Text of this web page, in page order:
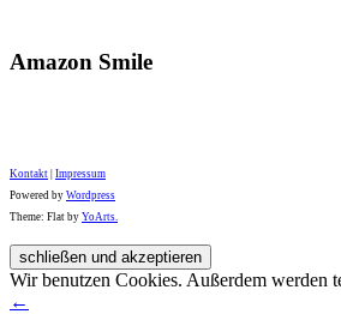
Amazon Smile
Kontakt Impressum
Powered by Wordpress
Theme: Flat by YoArts.
Wir benutzen Cookies. Außerdem werden
←